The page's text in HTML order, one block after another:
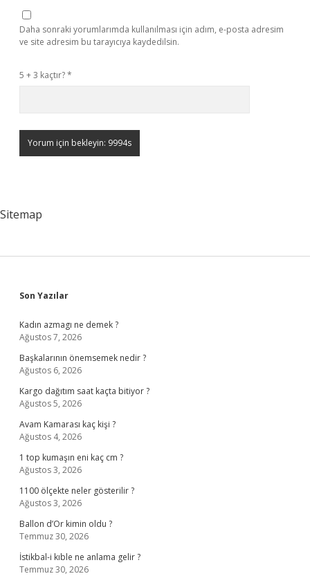
Daha sonraki yorumlarımda kullanılması için adım, e-posta adresim
ve site adresim bu tarayıcıya kaydedilsin.
5 + 3 kaçtır?*
Sitemap
Sidebar
Son Yazılar
Kadın azmagı ne demek ?
Ağustos 7, 2026
Başkalarının önemsemek nedir ?
Ağustos 6, 2026
Kargo dağıtım saat kaçta bitiyor ?
Ağustos 5, 2026
Avam Kamarası kaç kişi ?
Ağustos 4, 2026
1 top kumaşın eni kaç cm ?
Ağustos 3, 2026
1100 ölçekte neler gösterilir ?
Ağustos 3, 2026
Ballon d’Or kimin oldu ?
Temmuz 30, 2026
İstikbal-i kıble ne anlama gelir ?
Temmuz 30, 2026